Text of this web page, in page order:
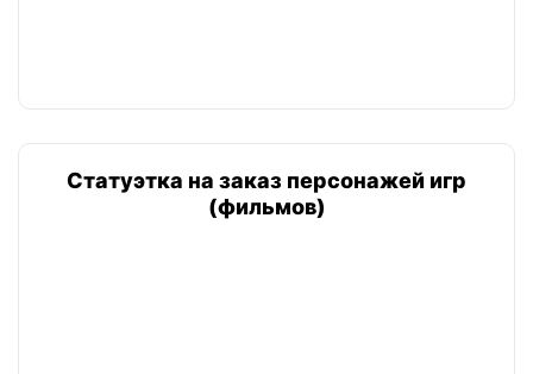
Статуэтка на заказ персонажей игр
(фильмов)